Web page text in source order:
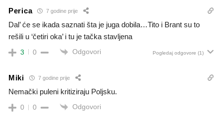
Perica 7 godine prije
Dal’ će se ikada saznati šta je juga dobila…Tito i Brant su to
rešili u ‘četiri oka’ i tu je tačka stavljena
3 0 Odgovori Pogledaj odgovore (1)
Miki 7 godine prije
Nemački puleni kritiziraju Poljsku.
0 0 Odgovori